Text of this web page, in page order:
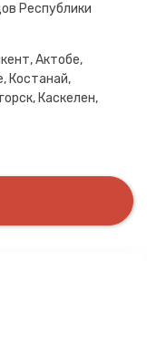
Республики
Актобе,
Костанай,
Каскелен,